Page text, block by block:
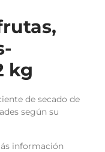
kg
de secado de
según su
información